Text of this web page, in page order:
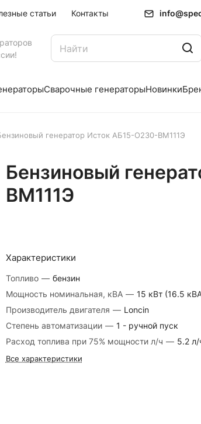
статьи Контакты
Сварочные генераторыНовинки
генератор Исток АБ15-О230-ВМ111Э
Бензиновый
ВМ111Э
Характеристики
Топливо — бензин
Мощность номинальная, кВА — 15 кВт (16.5
Производитель двигателя — Loncin
Степень автоматизации — 1 - ручной пуск
Расход топлива при 75% мощности л/ч — 5.2 л/
Все характеристики